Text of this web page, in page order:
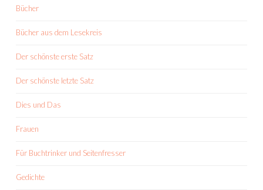
Bücher
Bücher aus dem Lesekreis
Der schönste erste Satz
Der schönste letzte Satz
Dies und Das
Frauen
Für Buchtrinker und Seitenfresser
Gedichte